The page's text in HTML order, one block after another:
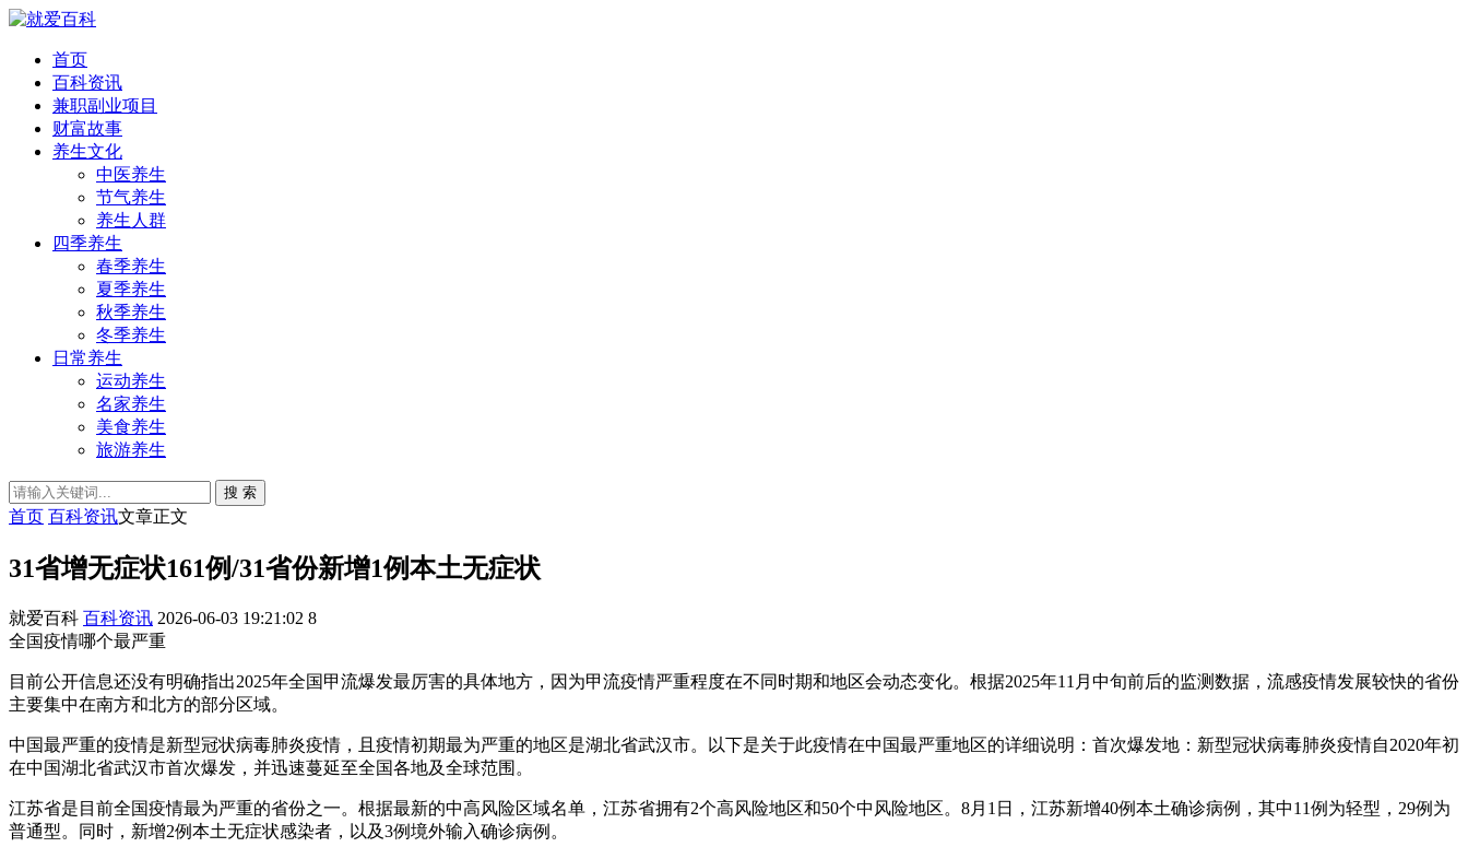
首页
百科资讯
兼职副业项目
财富故事
养生文化
中医养生
节气养生
养生人群
四季养生
春季养生
夏季养生
秋季养生
冬季养生
日常养生
运动养生
名家养生
美食养生
旅游养生
搜 索
首页 百科资讯文章正文
31省增无症状161例/31省份新增1例本土无症状
就爱百科 百科资讯 2026-06-03 19:21:02 8
全国疫情哪个最严重
目前公开信息还没有明确指出2025年全国甲流爆发最厉害的具体地方，因为甲流疫情严重程度在不同时期和地区会动态变化。根据2025年11月中旬前后的监测数据，流感疫情发展较快的省份
主要集中在南方和北方的部分区域。
中国最严重的疫情是新型冠状病毒肺炎疫情，且疫情初期最为严重的地区是湖北省武汉市。以下是关于此疫情在中国最严重地区的详细说明：首次爆发地：新型冠状病毒肺炎疫情自2020年初
在中国湖北省武汉市首次爆发，并迅速蔓延至全国各地及全球范围。
江苏省是目前全国疫情最为严重的省份之一。根据最新的中高风险区域名单，江苏省拥有2个高风险地区和50个中风险地区。8月1日，江苏新增40例本土确诊病例，其中11例为轻型，29例为
普通型。同时，新增2例本土无症状感染者，以及3例境外输入确诊病例。